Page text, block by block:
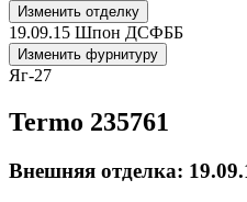
Изменить отделку
19.09.15 Шпон ДСФББ
Изменить фурнитуру
Яг-27
Termo 235761
Внешняя отделка: